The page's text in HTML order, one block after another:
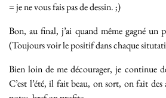
= je ne vous fais pas de dessin. ;)
Bon, au final, j’ai quand même gagné un
(Toujours voir le positif dans chaque
Bien loin de me décourager, je continue
C’est l’été, il fait beau, on sort, on fait des